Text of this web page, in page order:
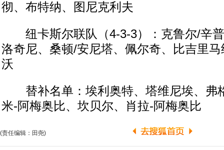
彻、布特纳、图尼克利夫
纽卡斯尔联队（4-3-3）：克鲁尔/辛普
洛奇尼、桑顿/安尼塔、佩尔奇、比吉里
沃
替补名单：埃利奥特、塔维尼埃、弗
米-阿梅奥比、坎贝尔、肖拉-阿梅奥比
(责任编辑：田尧)